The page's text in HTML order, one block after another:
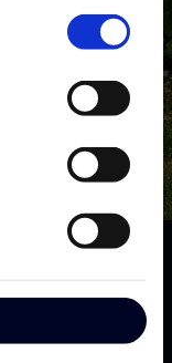
hos de
syndrom.